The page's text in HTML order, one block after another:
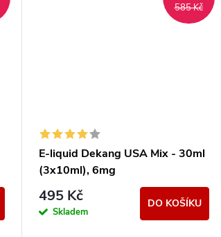
585 Kč
E-liquid Dekang USA Mix - 30ml
(3x10ml), 6mg
495 Kč
Skladem
DO KOŠÍKU